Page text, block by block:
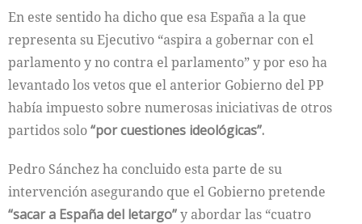
En este sentido ha dicho que esa España a la que
representa su Ejecutivo “aspira a gobernar con el
parlamento y no contra el parlamento” y por eso ha
levantado los vetos que el anterior Gobierno del PP
había impuesto sobre numerosas iniciativas de otros
partidos solo“por cuestiones ideológicas”.
Pedro Sánchez ha concluido esta parte de su
intervención asegurando que el Gobierno pretende
“sacar a España del letargo”y abordar las “cuatro